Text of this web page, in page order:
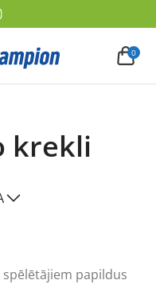
0
krekli
papildus